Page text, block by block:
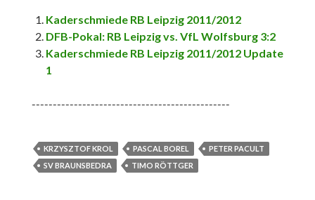
Kaderschmiede RB Leipzig 2011/2012
DFB-Pokal: RB Leipzig vs. VfL Wolfsburg 3:2
Kaderschmiede RB Leipzig 2011/2012 Update
1
-----------------------------------------------
KRZYSZTOF KROL PASCAL BOREL
PETER PACULT
SV BRAUNSBEDRA
TIMO RÖTTGER